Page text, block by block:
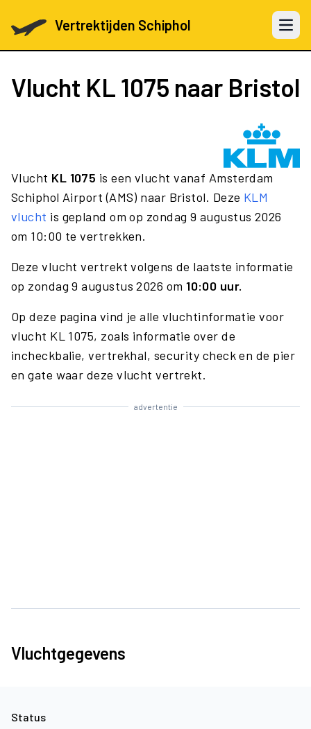
Vertrektijden Schiphol Open
Vlucht KL 1075 naar Bristol
Vlucht KL 1075 is een vlucht vanaf Amsterdam
Schiphol Airport (AMS) naar Bristol. Deze KLM
vlucht is gepland om op zondag 9 augustus 2026
om 10:00 te vertrekken.
Deze vlucht vertrekt volgens de laatste informatie
op zondag 9 augustus 2026 om10:00 uur.
Op deze pagina vind je alle vluchtinformatie voor
vlucht KL 1075, zoals informatie over de
incheckbalie, vertrekhal, security check en de pier
en gate waar deze vlucht vertrekt.
advertentie
Vluchtgegevens
Status